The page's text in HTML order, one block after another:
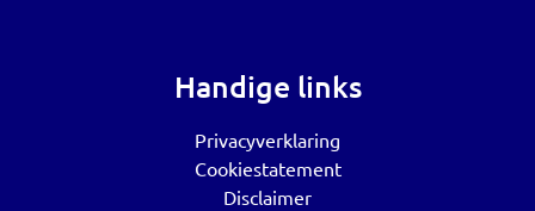
Handige links
Privacyverklaring
Cookiestatement
Disclaimer